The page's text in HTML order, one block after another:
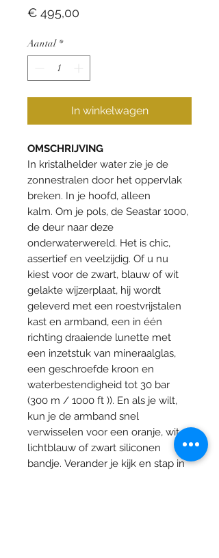
€ 495,00
Aantal *
In winkelwagen
OMSCHRIJVING
In kristalhelder water zie je de
zonnestralen door het oppervlak
breken. In je hoofd, alleen
kalm. Om je pols, de Seastar 1000,
de deur naar deze
onderwaterwereld. Het is chic,
assertief en veelzijdig. Of u nu
kiest voor de zwart, blauw of wit
gelakte wijzerplaat, hij wordt
geleverd met een roestvrijstalen
kast en armband, een in één
richting draaiende lunette met
een inzetstuk van mineraalglas,
een geschroefde kroon en
waterbestendigheid tot 30 bar
(300 m / 1000 ft )). En als je wilt,
kun je de armband snel
verwisselen voor een oranje, wit,
lichtblauw of zwart siliconen
bandje. Verander je kijk en stap in